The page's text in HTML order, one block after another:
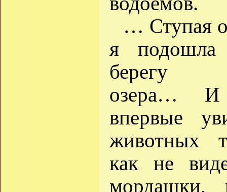
… Ступая
я
берегу
озера…
впервые
животных
как не
мордашки,